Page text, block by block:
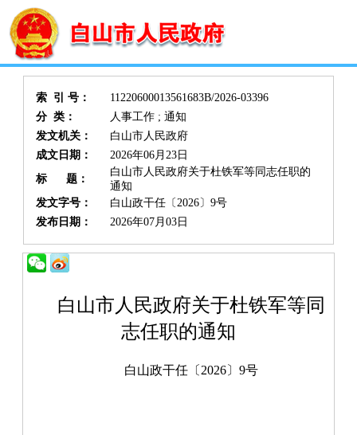
索 引 号：
11220600013561683B/2026-03396
分 类：
人事工作 ; 通知
发文机关：
白山市人民政府
成文日期：
2026年06月23日
标 题：
白山市人民政府关于杜铁军等同志任职的
通知
发文字号：
白山政干任〔2026〕9号
发布日期：
2026年07月03日
白山市人民政府关于杜铁军等同
志任职的通知
白山政干任〔2026〕9号